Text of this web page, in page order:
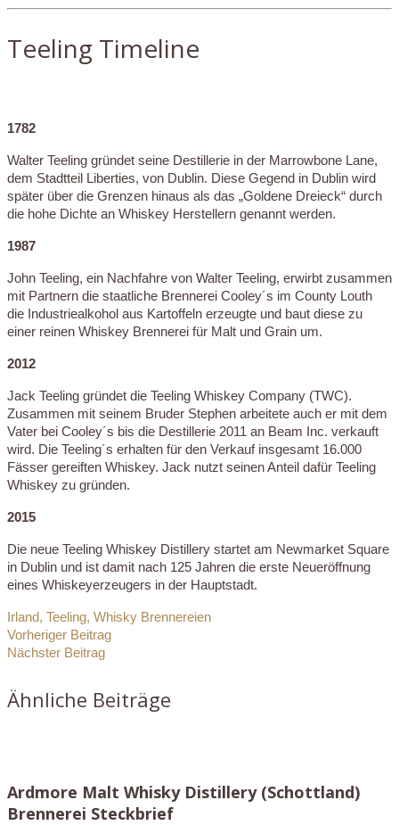
Teeling Timeline
1782
Walter Teeling gründet seine Destillerie in der Marrowbone Lane,
dem Stadtteil Liberties, von Dublin. Diese Gegend in Dublin wird
später über die Grenzen hinaus als das „Goldene Dreieck“ durch
die hohe Dichte an Whiskey Herstellern genannt werden.
1987
John Teeling, ein Nachfahre von Walter Teeling, erwirbt zusammen
mit Partnern die staatliche Brennerei Cooley´s im County Louth
die Industriealkohol aus Kartoffeln erzeugte und baut diese zu
einer reinen Whiskey Brennerei für Malt und Grain um.
2012
Jack Teeling gründet die Teeling Whiskey Company (TWC).
Zusammen mit seinem Bruder Stephen arbeitete auch er mit dem
Vater bei Cooley´s bis die Destillerie 2011 an Beam Inc. verkauft
wird. Die Teeling´s erhalten für den Verkauf insgesamt 16.000
Fässer gereiften Whiskey. Jack nutzt seinen Anteil dafür Teeling
Whiskey zu gründen.
2015
Die neue Teeling Whiskey Distillery startet am Newmarket Square
in Dublin und ist damit nach 125 Jahren die erste Neueröffnung
eines Whiskeyerzeugers in der Hauptstadt.
Irland, Teeling, Whisky Brennereien
Vorheriger Beitrag
Nächster Beitrag
Ähnliche Beiträge
Ardmore Malt Whisky Distillery (Schottland)
Brennerei Steckbrief